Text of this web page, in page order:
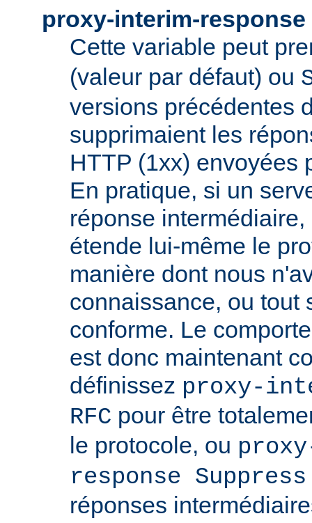
proxy-interim-response
Cette variable peut
(valeur par défaut) ou
versions précédentes
supprimaient les
HTTP (1xx) envoyées
En pratique, si un
réponse
étende lui-même le
manière dont nous
connaissance, ou tout
conforme. Le
est donc maintenant
définissez proxy-
RFC pour être
le protocole, ou
response Suppress
réponses